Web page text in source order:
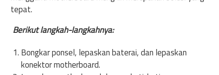
tepat.
Berikut langkah-langkahnya:
Bongkar ponsel, lepaskan baterai, dan lepaskan
konektor motherboard.